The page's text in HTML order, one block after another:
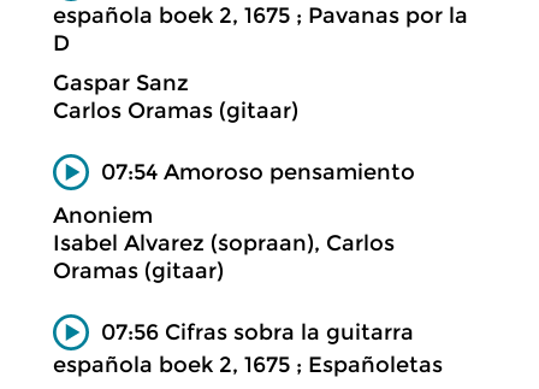
española boek 2, 1675 ; Pavanas por la
D
Gaspar Sanz
Carlos Oramas (gitaar)
07:54 Amoroso pensamiento
Anoniem
Isabel Alvarez (sopraan), Carlos
Oramas (gitaar)
07:56 Cifras sobra la guitarra
española boek 2, 1675 ; Españoletas